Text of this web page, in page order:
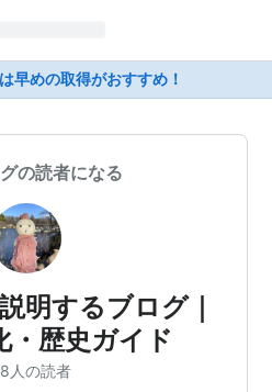
早めの取得がおすすめ！
の読者になる
明するブログ｜
・歴史ガイド
人の読者